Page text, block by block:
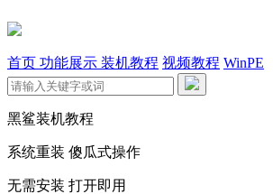
首页 功能展示 装机教程 视频教程 WinPE
黑鲨装机教程
系统重装 傻瓜式操作
无需安装 打开即用